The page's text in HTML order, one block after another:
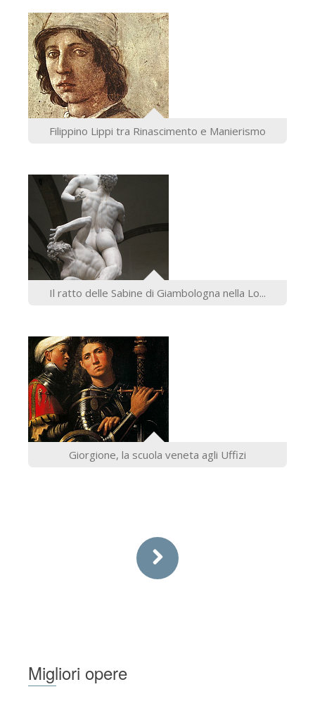
Filippino Lippi tra Rinascimento e Manierismo
Il ratto delle Sabine di Giambologna nella Lo...
Giorgione, la scuola veneta agli Uffizi
Migliori opere